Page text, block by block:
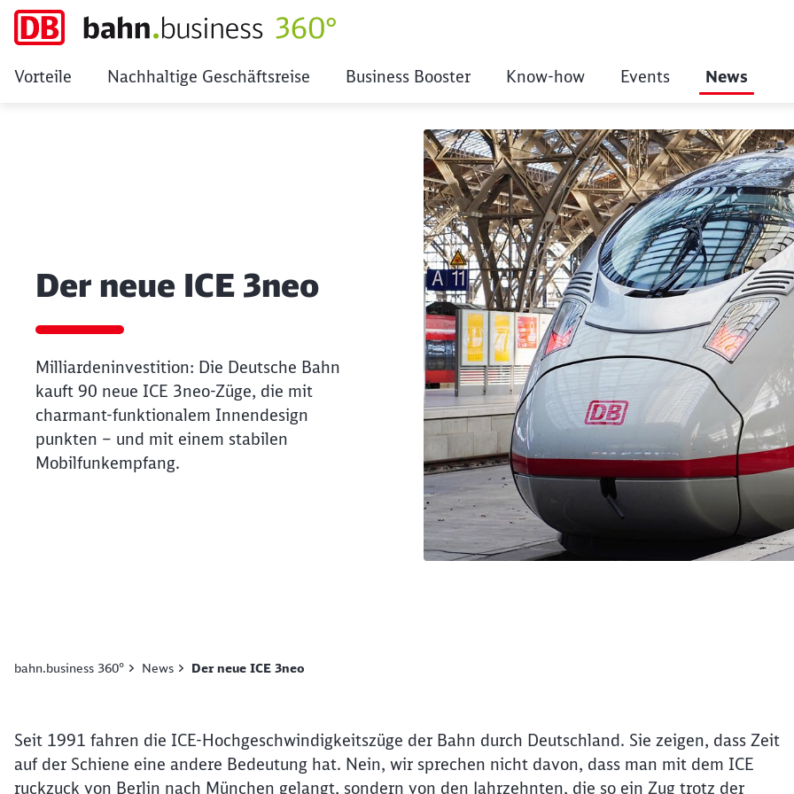
Vorteile Nachhaltige Geschäftsreise Business Booster Know-how Events News
Der neue ICE 3neo
Milliardeninvestition: Die Deutsche Bahn
kauft 90 neue ICE 3neo-Züge, die mit
charmant-funktionalem Innendesign
punkten – und mit einem stabilen
Mobilfunkempfang.
bahn.business 360° News Der neue ICE 3neo
23. Juli 2024, 12:00 Uhr
Artikel:
Der neue ICE 3neo
Milliardeninvestition: Die Deutsche Bahn kauft 90 neue ICE 3neo-Züge, die
Seit 1991 fahren die ICE-Hochgeschwindigkeitszüge der Bahn durch Deutschland. Sie zeigen, dass Zeit
auf der Schiene eine andere Bedeutung hat. Nein, wir sprechen nicht davon, dass man mit dem ICE
ruckzuck von Berlin nach München gelangt, sondern von den Jahrzehnten, die so ein Zug trotz der